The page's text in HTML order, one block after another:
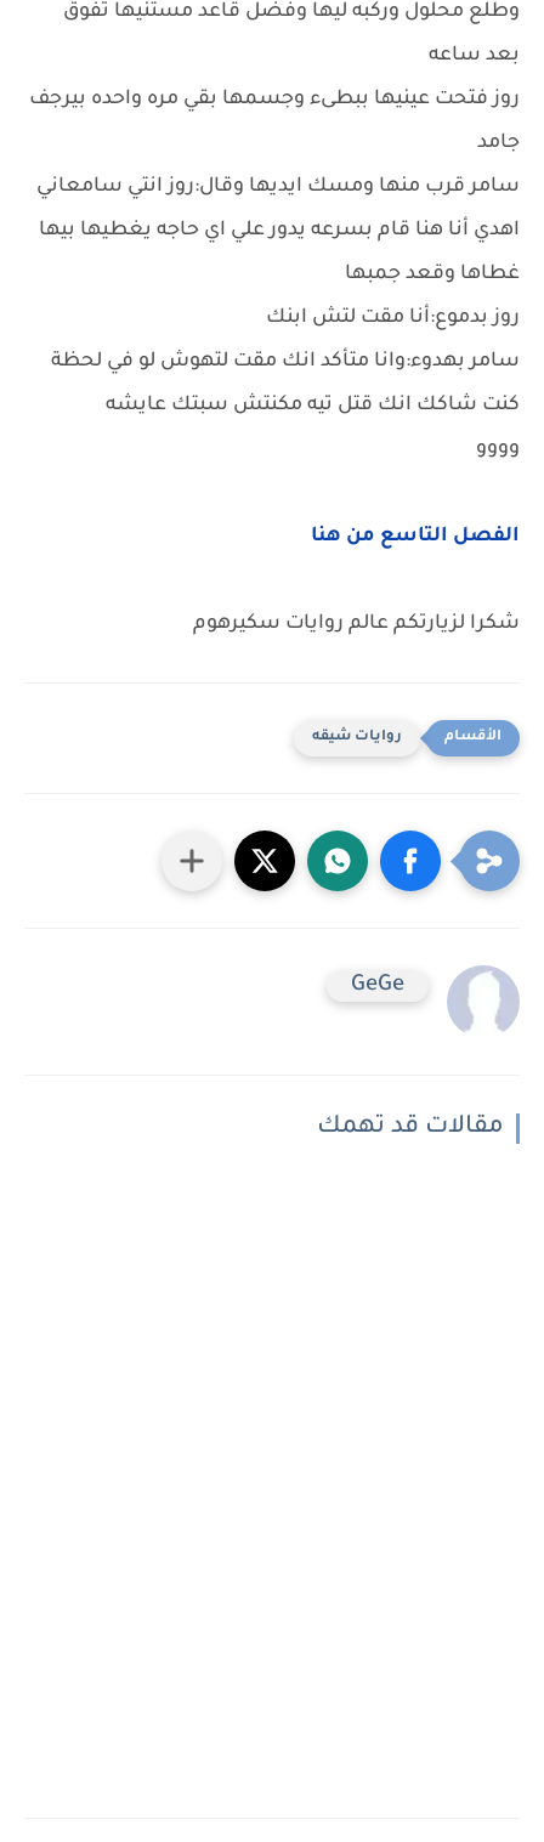
وطلع محلول وركبه ليها وفضل قاعد مستنيها تفوق
بعد ساعه
روز فتحت عينيها ببطىء وجسمها بقي مره واحده بيرجف
جامد
سامر قرب منها ومسك ايديها وقال:روز انتي سامعاني
اهدي أنا هنا قام بسرعه يدور علي اي حاجه يغطيها بيها
غطاها وقعد جمبها
روز بدموع:أنا مقت لتش ابنك
سامر بهدوء:وانا متأكد انك مقت لتهوش لو في لحظة
كنت شاكك انك قتل تيه مكنتش سبتك عايشه
وووو
الفصل التاسع من هنا
شكرا لزيارتكم عالم روايات سكيرهوم
روايات شيقه
GeGe
مقالات قد تهمك